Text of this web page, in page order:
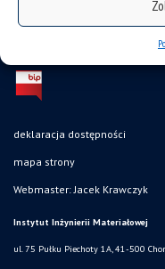
deklaracja dostępności
mapa strony
Webmaster: Jacek Krawczyk
Instytut Inżynierii Materiałowej
ul. 75 Pułku Piechoty 1A, 41-500